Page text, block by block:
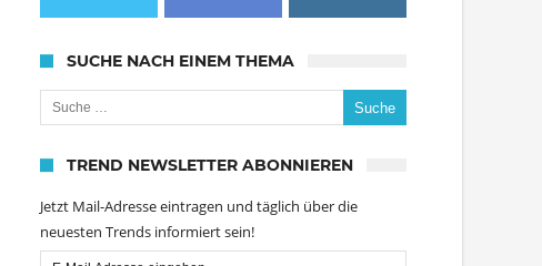
SUCHE NACH EINEM THEMA
Suche nach:
TREND NEWSLETTER ABONNIEREN
Jetzt Mail-Adresse eintragen und täglich über die
neuesten Trends informiert sein!
Email